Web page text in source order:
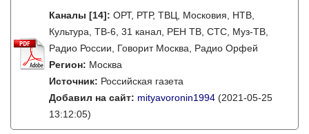
Каналы [14]: ОРТ, РТР, ТВЦ, Московия, НТВ,
Культура, ТВ-6, 31 канал, РЕН ТВ, СТС, Муз-ТВ,
Радио России, Говорит Москва, Радио Орфей
Регион: Москва
Источник: Российская газета
Добавил на сайт: mityavoronin1994 (2021-05-25
13:12:05)